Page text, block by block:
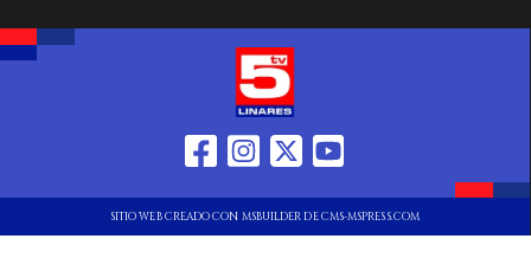
SITIO WEB CREADO CON MSBUILDER DE CMS-MSPRESS.COM